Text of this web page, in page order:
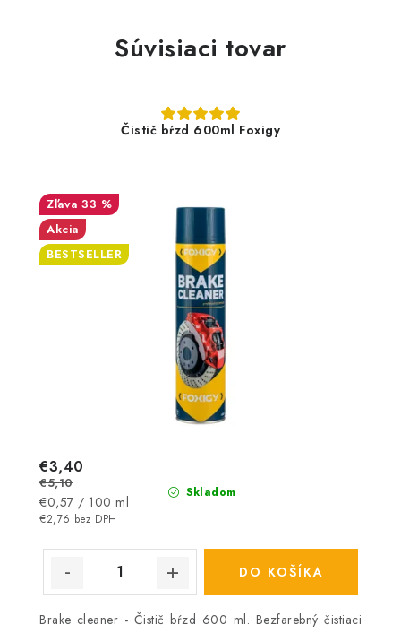
Súvisiaci tovar
Čistič bŕzd 600ml Foxigy
33 %
Akcia
BESTSELLER
Skladom
€2,76 bez DPH
€3,40
€5,10
Jednotková
cena:
€0,57 / 100 ml
DO KOŠÍKA
Brake cleaner - Čistič bŕzd 600 ml. Bezfarebný čistiaci